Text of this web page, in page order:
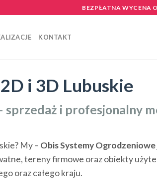
BEZPŁATNA WYCENA
KONTAKT
i 3D Lubuskie
sprzedaż i profesjonalny
My – Obis Systemy Ogrodzeniowe
tereny firmowe oraz obiekty
oraz całego kraju.